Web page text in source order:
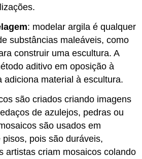
: modelar argila é qualquer
substâncias maleáveis, como
construir uma escultura. A
aditivo em oposição à
adiciona material à escultura.
são criados criando imagens
de azulejos, pedras ou
são usados em
pois são duráveis,
artistas criam mosaicos colando